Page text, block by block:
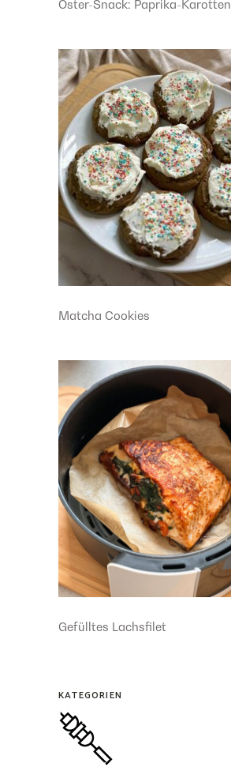
Oster-Snack: Paprika-Karotten
Matcha Cookies
Gefülltes Lachsfilet
KATEGORIEN